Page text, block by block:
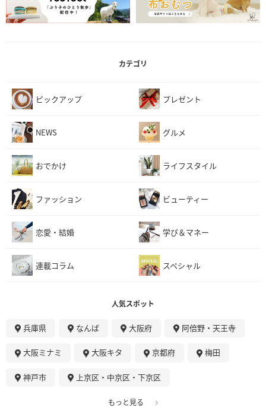
カテゴリ
ピックアップ プレゼント
NEWS グルメ
おでかけ ライフスタイル
ファッション ビューティー
恋愛・結婚 学び＆マネー
連載コラム スペシャル
人気スポット
兵庫県 なんば 大阪府 阿倍野・天王寺
大阪ミナミ 大阪キタ 京都府 梅田
神戸市 上京区・中京区・下京区
もっと見る